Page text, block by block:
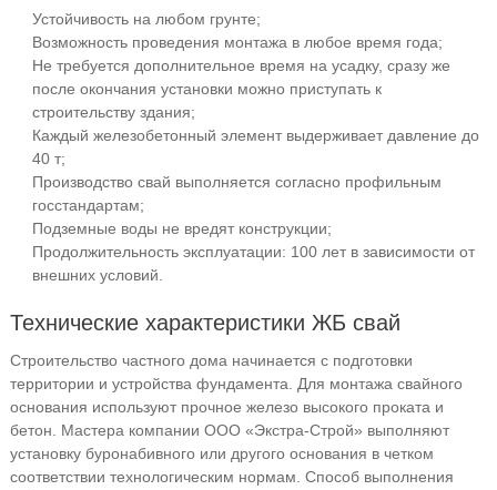
Устойчивость на любом грунте;
Возможность проведения монтажа в любое время года;
Не требуется дополнительное время на усадку, сразу же
после окончания установки можно приступать к
строительству здания;
Каждый железобетонный элемент выдерживает давление до
40 т;
Производство свай выполняется согласно профильным
госстандартам;
Подземные воды не вредят конструкции;
Продолжительность эксплуатации: 100 лет в зависимости от
внешних условий.
Технические характеристики ЖБ свай
Строительство частного дома начинается с подготовки
территории и устройства фундамента. Для монтажа свайного
основания используют прочное железо высокого проката и
бетон. Мастера компании ООО «Экстра-Строй» выполняют
установку буронабивного или другого основания в четком
соответствии технологическим нормам. Способ выполнения